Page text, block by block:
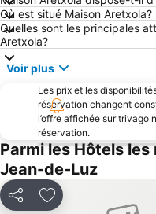
Mont Igueldo
Plage La Milady
Zarautz
Aquarium de San Sebastián
Le Port Vieux
Centre historique
Plage du Miramar
Quais de la Nive
Circuits Découvertes Centre Ville
Où est situé Maison Aretxola?
Quelles sont les principales
Aretxola?
Voir plus
Les prix et les
réservation changent
l’offre affichée sur trivago
réservation.
Parmi les Hôtels
Jean-de-Luz
PartagerAjouter à mes